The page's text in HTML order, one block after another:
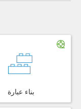
بناء عبارة